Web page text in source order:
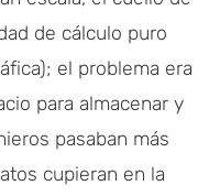
de cálculo puro
el problema era
para almacenar y
pasaban más
cupieran en la